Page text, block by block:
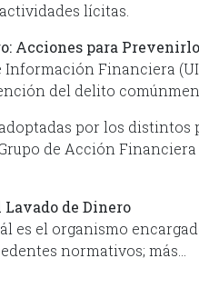
lícitas.
Acciones para
Financiera
del delito
por los distintos
de Acción
de Dinero
es el organismo
normativos; más…